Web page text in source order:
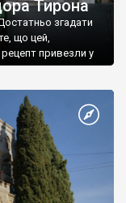
Тирона
згадати
що цей,
рецепт привезли у